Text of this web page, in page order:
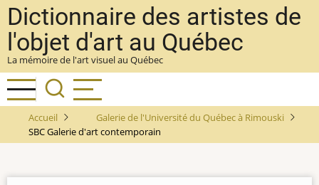
Aller
au
contenu
principal
Dictionnaire des artistes de
l'objet d'art au Québec
La mémoire de l'art visuel au Québec
Accueil
Galerie de l'Université du Québec à Rimouski
SBC Galerie d'art contemporain